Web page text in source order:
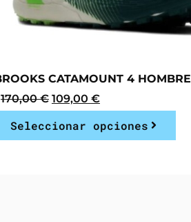
CATAMOUNT 4 HOMBRE
170,00€ 109,00 €
Seleccionar opciones